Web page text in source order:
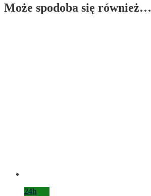
Może spodoba się również…
24h